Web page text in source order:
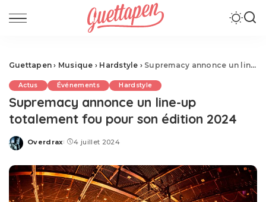
Guettapen › Musique › Hardstyle › Supremacy annonce un line-up totalement fou pour son édition 2024
Actus Événements Hardstyle
Supremacy annonce un line-up
totalement fou pour son édition 2024
Posted
Overdrax 4 juillet 2024